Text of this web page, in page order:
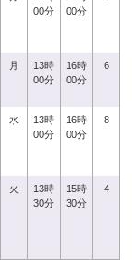
00分
00分
月
13時
00分
16時
00分
6
水
13時
00分
16時
00分
8
火
13時
30分
15時
30分
4